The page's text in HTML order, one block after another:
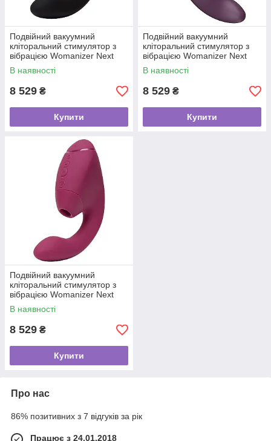
Подвійний вакуумний
кліторальний стимулятор з
вібрацією Womanizer Next
Duo - Black
В наявності
8 529 ₴
Купити
Подвійний вакуумний
кліторальний стимулятор з
вібрацією Womanizer Next
Duo - Dark Purple
В наявності
8 529 ₴
Купити
Подвійний вакуумний
кліторальний стимулятор з
вібрацією Womanizer Next
Duo - Dusky Pink
В наявності
8 529 ₴
Купити
Про нас
86% позитивних з 7 відгуків за рік
Працює з 24.01.2018